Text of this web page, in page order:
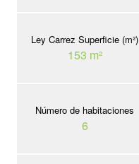
Ley Carrez Superficie (m²)
153 m²
Número de habitaciones
6